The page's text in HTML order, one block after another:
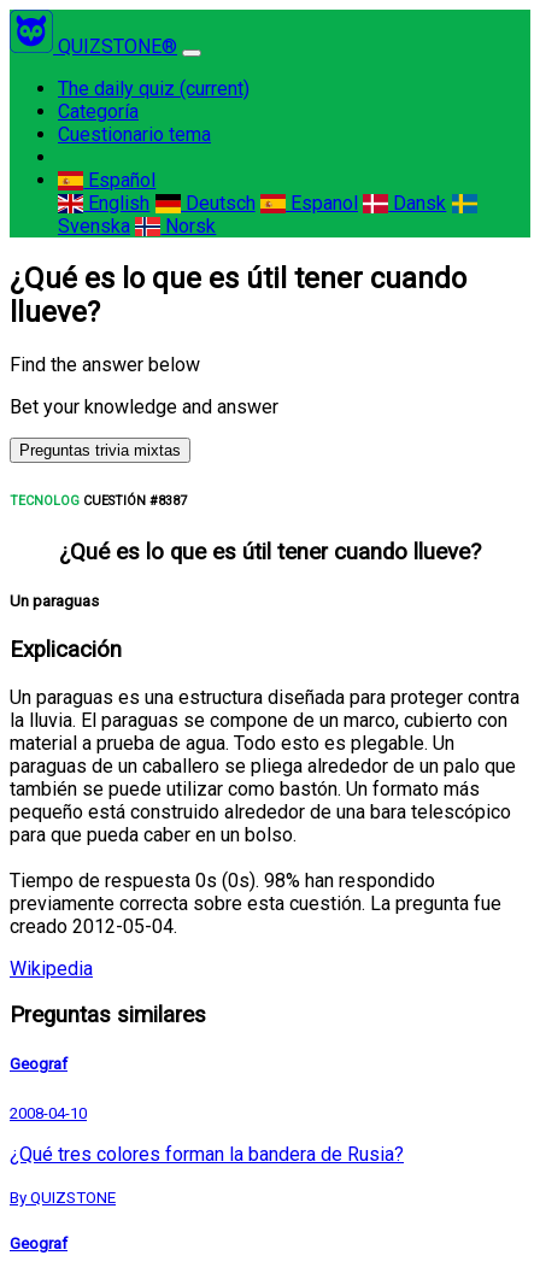
QUIZSTONE®
The daily quiz (current)
Categoría
Cuestionario tema
Español
English
Deutsch Espanol
Dansk
Svenska
Norsk
¿Qué es lo que es útil tener cuando
llueve?
Find the answer below
Bet your knowledge and answer
Preguntas trivia mixtas
TECNOLOG CUESTIÓN #8387
¿Qué es lo que es útil tener cuando llueve?
Un paraguas
Explicación
Un paraguas es una estructura diseñada para proteger contra
la lluvia. El paraguas se compone de un marco, cubierto con
material a prueba de agua. Todo esto es plegable. Un
paraguas de un caballero se pliega alrededor de un palo que
también se puede utilizar como bastón. Un formato más
pequeño está construido alrededor de una bara telescópico
para que pueda caber en un bolso.
Tiempo de respuesta 0s (0s). 98% han respondido
previamente correcta sobre esta cuestión. La pregunta fue
creado 2012-05-04.
Wikipedia
Preguntas similares
Geograf
2008-04-10
¿Qué tres colores forman la bandera de Rusia?
By QUIZSTONE
Geograf